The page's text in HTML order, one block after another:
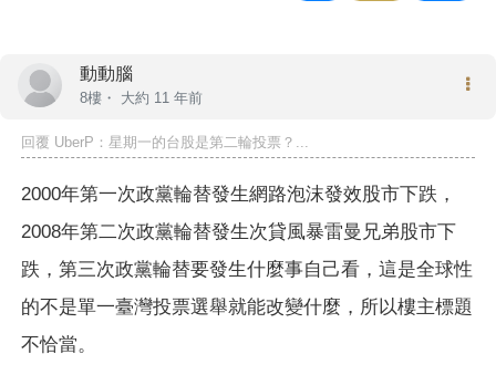
動動腦
8樓・ 大約 11 年前
回覆 UberP ：星期一的台股是第二輪投票？...
2000年第一次政黨輪替發生網路泡沫發效股市下跌，
2008年第二次政黨輪替發生次貸風暴雷曼兄弟股市下
跌，第三次政黨輪替要發生什麼事自己看，這是全球性
的不是單一臺灣投票選舉就能改變什麼，所以樓主標題
不恰當。